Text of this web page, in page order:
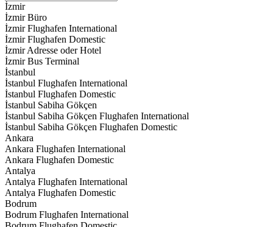
İzmir
İzmir Büro
İzmir Flughafen International
İzmir Flughafen Domestic
İzmir Adresse oder Hotel
İzmir Bus Terminal
İstanbul
İstanbul Flughafen International
İstanbul Flughafen Domestic
İstanbul Sabiha Gökçen
İstanbul Sabiha Gökçen Flughafen International
İstanbul Sabiha Gökçen Flughafen Domestic
Ankara
Ankara Flughafen International
Ankara Flughafen Domestic
Antalya
Antalya Flughafen International
Antalya Flughafen Domestic
Bodrum
Bodrum Flughafen International